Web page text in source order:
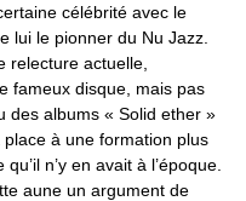
célébrité avec le
lui le pionner du Nu Jazz.
relecture actuelle,
fameux disque, mais pas
des albums « Solid ether »
à une formation plus
n’y en avait à l’époque.
aune un argument de